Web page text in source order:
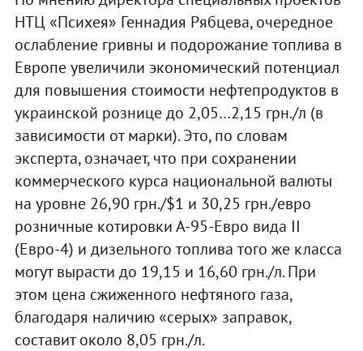
НТЦ «Психея» Геннадия Рябцева, очередное
ослабление гривны и подорожание топлива в
Европе увеличили экономический потенциал
для повышения стоимости нефтепродуктов в
украинской рознице до 2,05…2,15 грн./л (в
зависимости от марки). Это, по словам
эксперта, означает, что при сохранении
коммерческого курса национальной валюты
на уровне 26,90 грн./$1 и 30,25 грн./евро
розничные котировки А-95-Евро вида II
(Евро-4) и дизельного топлива того же класса
могут вырасти до 19,15 и 16,60 грн./л. При
этом цена сжиженного нефтяного газа,
благодаря наличию «серых» заправок,
составит около 8,05 грн./л.